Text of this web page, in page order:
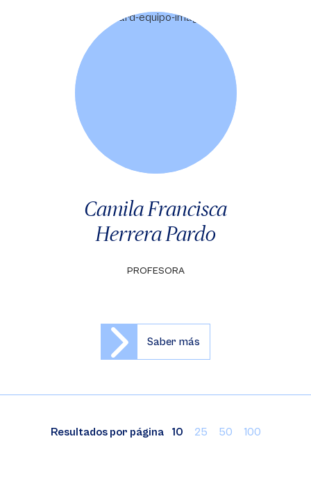
Camila Francisca
Herrera Pardo
PROFESORA
Saber más
Resultados por página 10 25 50 100